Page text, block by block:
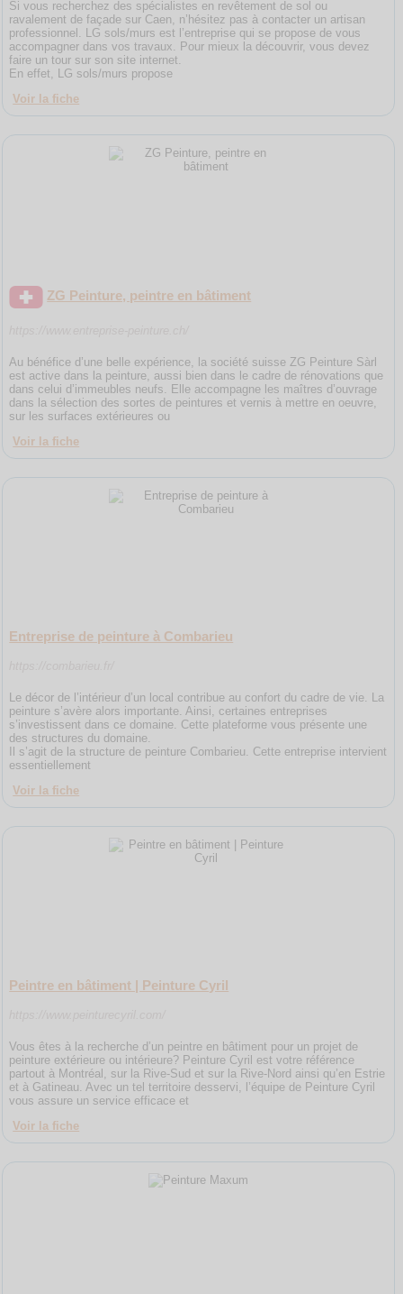
Si vous recherchez des spécialistes en revêtement de sol ou
ravalement de façade sur Caen, n’hésitez pas à contacter un artisan
professionnel. LG sols/murs est l’entreprise qui se propose de vous
accompagner dans vos travaux. Pour mieux la découvrir, vous devez
faire un tour sur son site internet.
En effet, LG sols/murs propose
Voir la fiche
ZG Peinture, peintre en bâtiment
Au bénéfice d’une belle expérience, la société suisse ZG Peinture Sàrl
est active dans la peinture, aussi bien dans le cadre de rénovations que
dans celui d’immeubles neufs. Elle accompagne les maîtres d’ouvrage
dans la sélection des sortes de peintures et vernis à mettre en oeuvre,
sur les surfaces extérieures ou
Voir la fiche
Entreprise de peinture à Combarieu
Le décor de l’intérieur d’un local contribue au confort du cadre de vie. La
peinture s’avère alors importante. Ainsi, certaines entreprises
s’investissent dans ce domaine. Cette plateforme vous présente une
des structures du domaine.
Il s’agit de la structure de peinture Combarieu. Cette entreprise intervient
essentiellement
Voir la fiche
Peintre en bâtiment | Peinture Cyril
Vous êtes à la recherche d’un peintre en bâtiment pour un projet de
peinture extérieure ou intérieure? Peinture Cyril est votre référence
partout à Montréal, sur la Rive-Sud et sur la Rive-Nord ainsi qu’en Estrie
et à Gatineau. Avec un tel territoire desservi, l’équipe de Peinture Cyril
vous assure un service efficace et
Voir la fiche